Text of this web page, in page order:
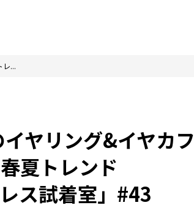
...
ヤリング&イヤカフ
夏トレンド
ス試着室」#43